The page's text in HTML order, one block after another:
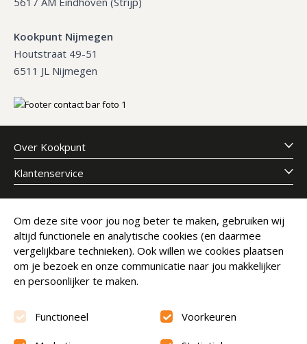
Kookpunt Nijmegen
Houtstraat 49-51
6511 JL Nijmegen
Over Kookpunt
Klantenservice
Meld je aan voor onze nieuwsbrief
E-mailadres
Abonneer
Om deze site voor jou nog beter te maken, gebruiken wij
altijd functionele en analytische cookies (en daarmee
vergelijkbare technieken). Ook willen we cookies plaatsen
om je bezoek en onze communicatie naar jou makkelijker
en persoonlijker te maken.
Functioneel Voorkeuren